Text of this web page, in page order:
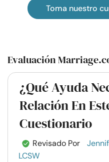
Toma nuestro
Evaluación
¿Qué Ayuda
Relación En
Cuestionario
Revisado Por
LCSW